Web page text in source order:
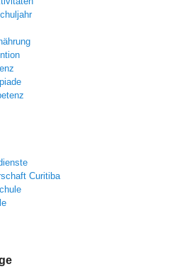
Curitiba